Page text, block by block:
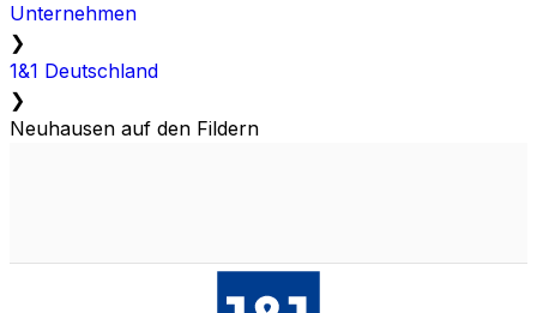
Unternehmen
❯
1&1 Deutschland
❯
Neuhausen auf den Fildern